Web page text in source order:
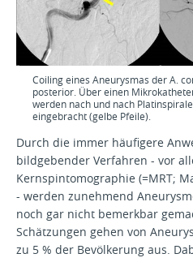
Coiling eines Aneurysmas der A.
posterior. Über einen
werden nach und nach
eingebracht (gelbe Pfeile).
Durch die immer häufigere
bildgebender Verfahren - vor
Kernspintomographie (=MRT;
- werden zunehmend
noch gar nicht bemerkbar
Schätzungen gehen von
zu 5 % der Bevölkerung aus.